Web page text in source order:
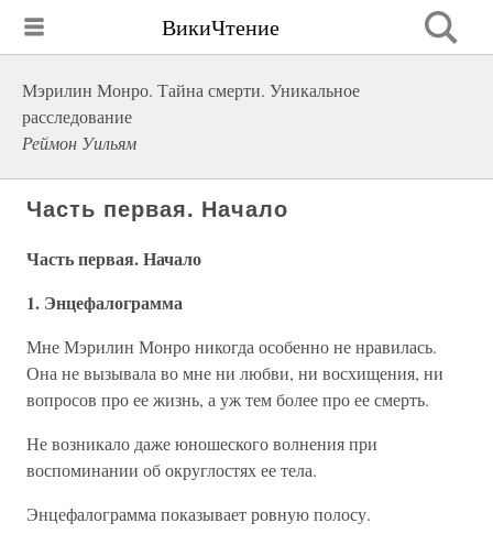
ВикиЧтение
Мэрилин Монро. Тайна смерти. Уникальное
расследование
Реймон Уильям
Часть первая. Начало
Часть первая. Начало
1. Энцефалограмма
Мне Мэрилин Монро никогда особенно не нравилась.
Она не вызывала во мне ни любви, ни восхищения, ни
вопросов про ее жизнь, а уж тем более про ее смерть.
Не возникало даже юношеского волнения при
воспоминании об округлостях ее тела.
Энцефалограмма показывает ровную полосу.